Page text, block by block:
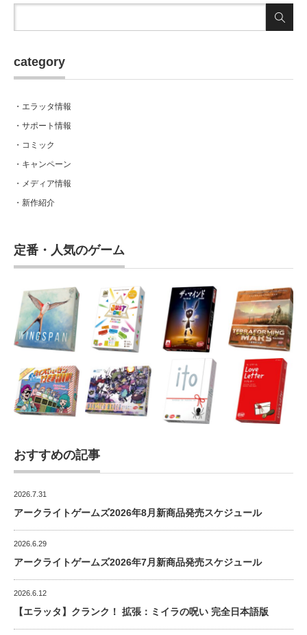
category
・エラッタ情報
・サポート情報
・コミック
・キャンペーン
・メディア情報
・新作紹介
定番・人気のゲーム
おすすめの記事
2026.7.31
アークライトゲームズ2026年8月新商品発売スケジュール
2026.6.29
アークライトゲームズ2026年7月新商品発売スケジュール
2026.6.12
【エラッタ】クランク！ 拡張：ミイラの呪い 完全日本語版